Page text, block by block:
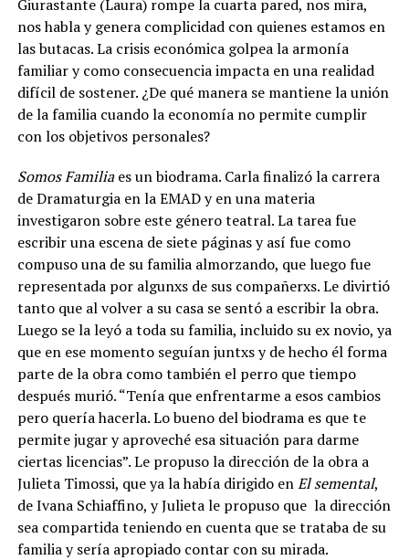
Giurastante (Laura) rompe la cuarta pared, nos mira,
nos habla y genera complicidad con quienes estamos en
las butacas. La crisis económica golpea la armonía
familiar y como consecuencia impacta en una realidad
difícil de sostener. ¿De qué manera se mantiene la unión
de la familia cuando la economía no permite cumplir
con los objetivos personales?
Somos Familiaes un biodrama. Carla finalizó la carrera
de Dramaturgia en la EMAD y en una materia
investigaron sobre este género teatral. La tarea fue
escribir una escena de siete páginas y así fue como
compuso una de su familia almorzando, que luego fue
representada por algunxs de sus compañerxs. Le divirtió
tanto que al volver a su casa se sentó a escribir la obra.
Luego se la leyó a toda su familia, incluido su ex novio, ya
que en ese momento seguían juntxs y de hecho él forma
parte de la obra como también el perro que tiempo
después murió. “Tenía que enfrentarme a esos cambios
pero quería hacerla. Lo bueno del biodrama es que te
permite jugar y aproveché esa situación para darme
ciertas licencias”. Le propuso la dirección de la obra a
Julieta Timossi, que ya la había dirigido enEl semental,
de Ivana Schiaffino, y Julieta le propuso que la dirección
sea compartida teniendo en cuenta que se trataba de su
familia y sería apropiado contar con su mirada.